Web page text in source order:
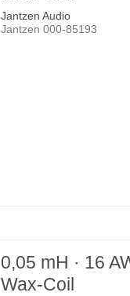
Jantzen Audio
Jantzen 000-85193
0,05 mH · 16
Wax-Coil